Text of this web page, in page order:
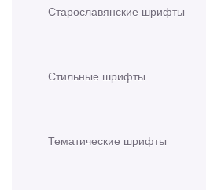
Старославянские шрифты
Стильные шрифты
Тематические шрифты